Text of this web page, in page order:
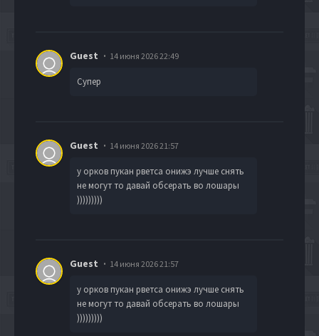
Guest 14 июня 2026 22:49
Супер
Guest 14 июня 2026 21:57
у орков пукан рветса онижэ лучше снять
не могут то давай обсерать во лошары
)))))))))
Guest 14 июня 2026 21:57
у орков пукан рветса онижэ лучше снять
не могут то давай обсерать во лошары
)))))))))